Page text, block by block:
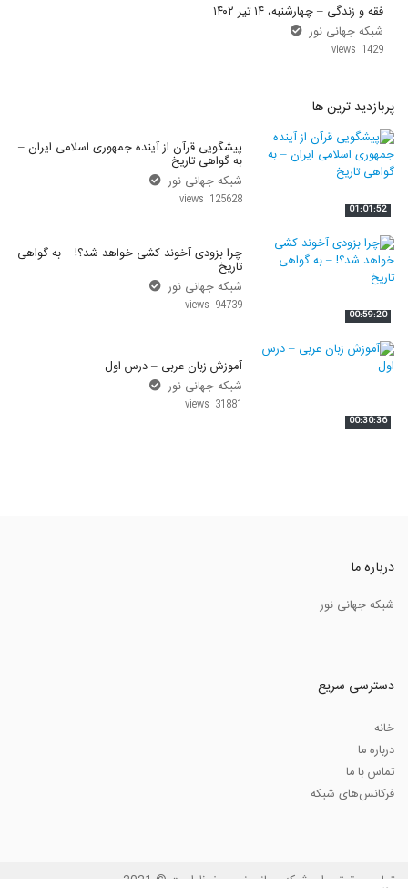
فقه و زندگی – چهارشنبه، ۱۴ تیر ۱۴۰۲
شبکه جهانی نور
1429 views
پربازدید ترین ها
01:01:52
پیشگویی قرآن از آینده جمهوری اسلامی ایران –
به گواهی تاریخ
شبکه جهانی نور
125628 views
00:59:20
چرا بزودی آخوند کشی خواهد شد؟! – به گواهی
تاریخ
شبکه جهانی نور
94739 views
00:30:36
آموزش زبان عربی – درس اول
شبکه جهانی نور
31881 views
درباره ما
شبکه جهانی نور
دسترسی سریع
خانه
درباره ما
تماس با ما
فرکانس‌های شبکه
تمامی حقوق برای شبکه جهانی نور محفوظ است © 2021